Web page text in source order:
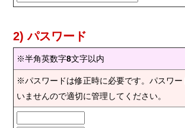
2) パスワード
※半角英数字8文字以内
※パスワードは修正時に必要です。パスワー
いませんので適切に管理してください。